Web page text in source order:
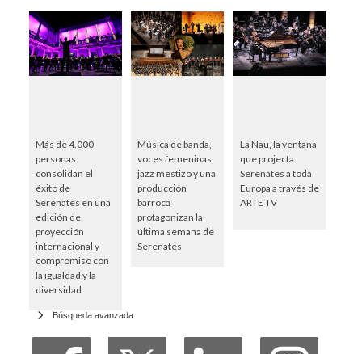
Más de 4.000
personas
consolidan el
éxito de
Serenates en una
edición de
proyección
internacional y
compromiso con
la igualdad y la
diversidad
Música de banda,
voces femeninas,
jazz mestizo y una
producción
barroca
protagonizan la
última semana de
Serenates
La Nau, la ventana
que projecta
Serenates a toda
Europa a través de
ARTE TV
Búsqueda avanzada